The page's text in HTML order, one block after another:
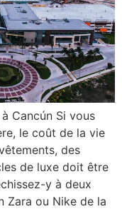
Cancún Si vous
le coût de la vie
des
de luxe doit être
y à deux
Zara ou Nike de la